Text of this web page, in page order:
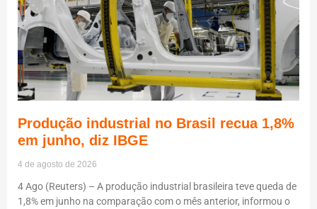
Produção industrial no Brasil recua 1,8%
em junho, diz IBGE
4 de agosto de 2026
4 Ago (Reuters) – A produção industrial brasileira teve queda de
1,8% em junho na comparação com o mês anterior, informou o